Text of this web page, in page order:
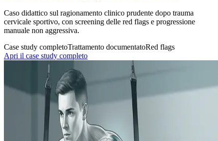
Caso didattico sul ragionamento clinico prudente dopo trauma
cervicale sportivo, con screening delle red flags e progressione
manuale non aggressiva.
Case study completoTrattamento documentatoRed flags
Apri il case study completo